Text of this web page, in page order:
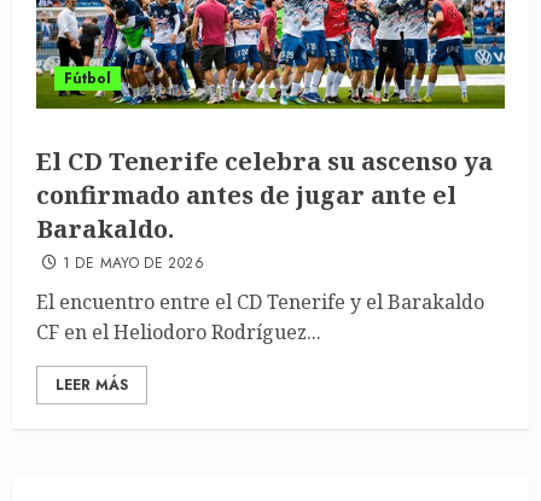
Fútbol
El CD Tenerife celebra su ascenso ya
confirmado antes de jugar ante el
Barakaldo.
1 DE MAYO DE 2026
El encuentro entre el CD Tenerife y el Barakaldo
CF en el Heliodoro Rodríguez...
LEER MÁS